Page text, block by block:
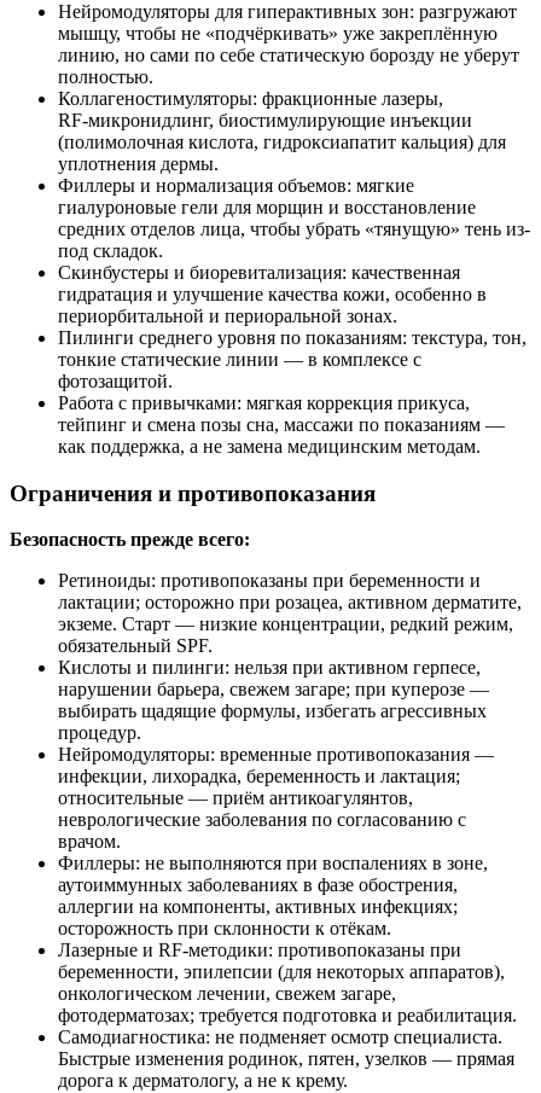
Нейромодуляторы для гиперактивных зон: разгружают
мышцу, чтобы не «подчёркивать» уже закреплённую
линию, но сами по себе статическую борозду не уберут
полностью.
Коллагеностимуляторы: фракционные лазеры,
RF‑микронидлинг, биостимулирующие инъекции
(полимолочная кислота, гидроксиапатит кальция) для
уплотнения дермы.
Филлеры и нормализация объемов: мягкие
гиалуроновые гели для морщин и восстановление
средних отделов лица, чтобы убрать «тянущую» тень из-
под складок.
Скинбустеры и биоревитализация: качественная
гидратация и улучшение качества кожи, особенно в
периорбитальной и периоральной зонах.
Пилинги среднего уровня по показаниям: текстура, тон,
тонкие статические линии — в комплексе с
фотозащитой.
Работа с привычками: мягкая коррекция прикуса,
тейпинг и смена позы сна, массажи по показаниям —
как поддержка, а не замена медицинским методам.
Ограничения и противопоказания
Безопасность прежде всего:
Ретиноиды: противопоказаны при беременности и
лактации; осторожно при розацеа, активном дерматите,
экземе. Старт — низкие концентрации, редкий режим,
обязательный SPF.
Кислоты и пилинги: нельзя при активном герпесе,
нарушении барьера, свежем загаре; при куперозе —
выбирать щадящие формулы, избегать агрессивных
процедур.
Нейромодуляторы: временные противопоказания —
инфекции, лихорадка, беременность и лактация;
относительные — приём антикоагулянтов,
неврологические заболевания по согласованию с
врачом.
Филлеры: не выполняются при воспалениях в зоне,
аутоиммунных заболеваниях в фазе обострения,
аллергии на компоненты, активных инфекциях;
осторожность при склонности к отёкам.
Лазерные и RF‑методики: противопоказаны при
беременности, эпилепсии (для некоторых аппаратов),
онкологическом лечении, свежем загаре,
фотодерматозах; требуется подготовка и реабилитация.
Самодиагностика: не подменяет осмотр специалиста.
Быстрые изменения родинок, пятен, узелков — прямая
дорога к дерматологу, а не к крему.